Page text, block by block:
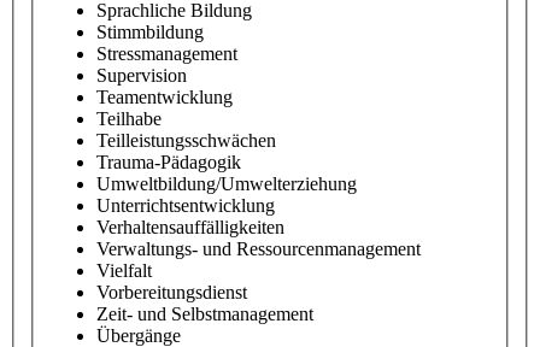
Sprachliche Bildung
Stimmbildung
Stressmanagement
Supervision
Teamentwicklung
Teilhabe
Teilleistungsschwächen
Trauma-Pädagogik
Umweltbildung/Umwelterziehung
Unterrichtsentwicklung
Verhaltensauffälligkeiten
Verwaltungs- und Ressourcenmanagement
Vielfalt
Vorbereitungsdienst
Zeit- und Selbstmanagement
Übergänge